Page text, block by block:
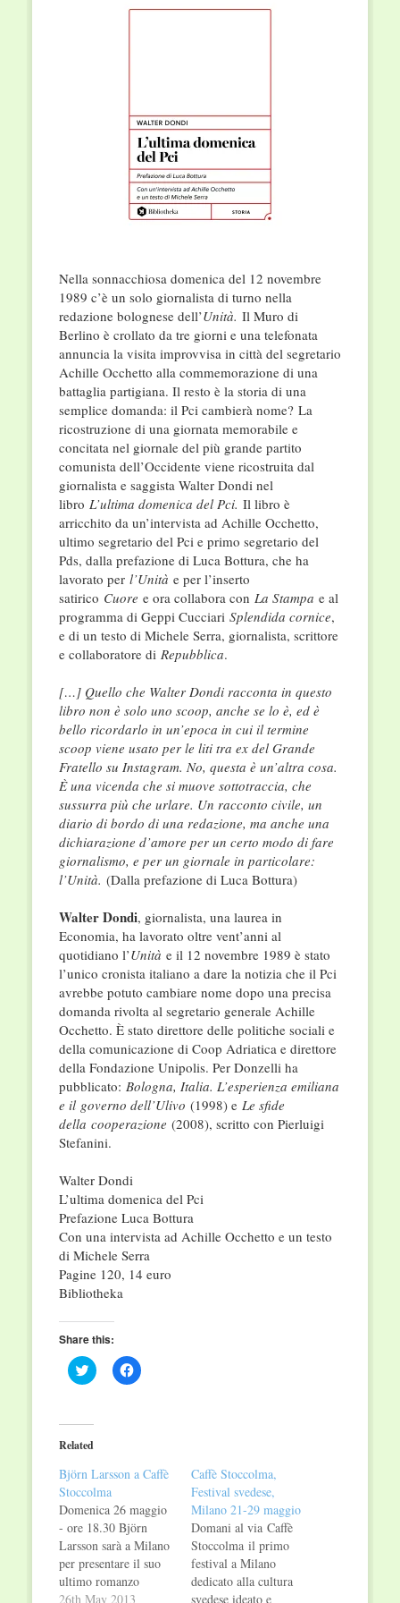
Nella sonnacchiosa domenica del 12 novembre
1989 c’è un solo giornalista di turno nella
redazione bolognese dell’Unità. Il Muro di
Berlino è crollato da tre giorni e una telefonata
annuncia la visita improvvisa in città del segretario
Achille Occhetto alla commemorazione di una
battaglia partigiana. Il resto è la storia di una
semplice domanda: il Pci cambierà nome? La
ricostruzione di una giornata memorabile e
concitata nel giornale del più grande partito
comunista dell’Occidente viene ricostruita dal
giornalista e saggista Walter Dondi nel
libro L’ultima domenica del Pci. Il libro è
arricchito da un’intervista ad Achille Occhetto,
ultimo segretario del Pci e primo segretario del
Pds, dalla prefazione di Luca Bottura, che ha
lavorato per l’Unità e per l’inserto
satirico Cuore e ora collabora con La Stampa e al
programma di Geppi Cucciari Splendida cornice,
e di un testo di Michele Serra, giornalista, scrittore
e collaboratore di Repubblica.
[…] Quello che Walter Dondi racconta in questo
libro non è solo uno scoop, anche se lo è, ed è
bello ricor­darlo in un’epoca in cui il termine
scoop viene usato per le liti tra ex del Grande
Fratello su Instagram. No, questa è un’altra cosa.
È una vicenda che si muove sottotraccia, che
sussurra più che urlare. Un racconto civile, un
diario di bordo di una redazione, ma anche una
dichiarazione d’amore per un certo modo di fare
giornalismo, e per un giornale in par­ticolare:
l’Unità. (Dalla prefazione di Luca Bottura)
Walter Dondi, giornalista, una laurea in
Economia, ha lavorato oltre vent’anni al
quotidiano l’Unità e il 12 novembre 1989 è stato
l’unico cronista italiano a dare la notizia che il Pci
avrebbe potuto cambiare nome dopo una precisa
domanda rivolta al segretario generale Achille
Occhetto. È stato direttore delle politiche sociali e
della comunicazione di Coop Adriatica e direttore
della Fondazione Unipolis. Per Donzelli ha
pubblicato: Bologna, Italia. L’esperienza emiliana
e il governo dell’Ulivo (1998) e Le sfide
della cooperazione (2008), scritto con Pierluigi
Stefanini.
Walter Dondi
L’ultima domenica del Pci
Prefazione Luca Bottura
Con una intervista ad Achille Occhetto e un testo
di Michele Serra
Pagine 120, 14 euro
Bibliotheka
Share this:
Click
to
(Opens
in
new
Click
to
Related
Björn Larsson a Caffè
Stoccolma
Domenica 26 maggio
- ore 18.30 Björn
Larsson sarà a Milano
per presentare il suo
ultimo romanzo
"L'ultima avventura
26th May 2013
Caffè Stoccolma,
Festival svedese,
Milano 21-29 maggio
Domani al via Caffè
Stoccolma il primo
festival a Milano
dedicato alla cultura
svedese ideato e